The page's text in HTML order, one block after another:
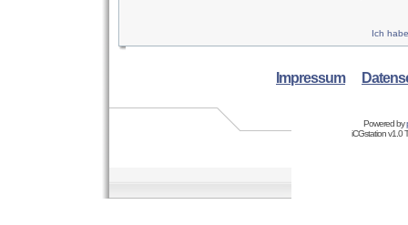
Ich
Impressum
Powered by
iCGstation v1.0